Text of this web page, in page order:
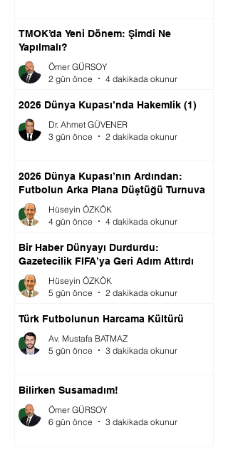
TMOK’da Yeni Dönem: Şimdi Ne
Yapılmalı?
Ömer GÜRSOY
2 gün önce
4 dakikada okunur
2026 Dünya Kupası’nda Hakemlik (1)
Dr. Ahmet GÜVENER
3 gün önce
2 dakikada okunur
2026 Dünya Kupası’nın Ardından:
Futbolun Arka Plana Düştüğü Turnuva
Hüseyin ÖZKÖK
4 gün önce
4 dakikada okunur
Bir Haber Dünyayı Durdurdu:
Gazetecilik FIFA’ya Geri Adım Attırdı
Hüseyin ÖZKÖK
5 gün önce
2 dakikada okunur
Türk Futbolunun Harcama Kültürü
Av. Mustafa BATMAZ
5 gün önce
3 dakikada okunur
Bilirken Susamadım!
Ömer GÜRSOY
6 gün önce
3 dakikada okunur